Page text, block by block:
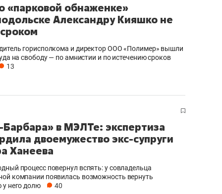
«парковой обнаженке»
Александру Кияшко не
горисполкома и директор ООО «Полимер» вышли
на свободу — по амнистии и по истечению сроков
13
Барбара» в МЭЛТе: экспертиза
двоемужество экс-супруги
Ханеева
процесс повернул вспять: у совладельца
компании появилась возможность вернуть
у него долю
40
до квартиры и Face
ключа: какой будет
в ЖК «Нова»
Опыт выживания в
природе, работа